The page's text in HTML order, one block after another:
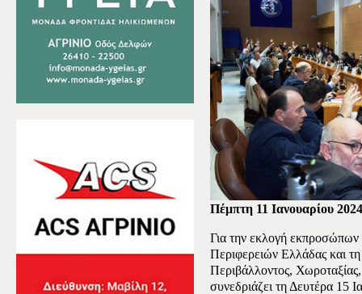
Πέμπτη 11 Ιανουαρίου 2024
Για την εκλογή
Περιφερειών Ελλάδας και
Περιβάλλοντος,
συνεδριάζει τη Δευτέρα 15